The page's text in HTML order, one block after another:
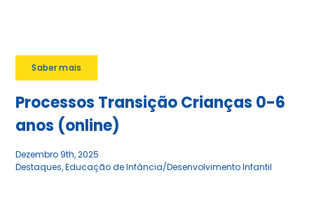
Saber mais
Processos Transição Crianças 0-6
anos (online)
Dezembro 9th, 2025
Destaques,Educação de Infância/Desenvolvimento Infantil